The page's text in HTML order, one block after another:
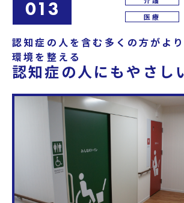
013
医療
認知症の人を含む多くの方がよ
環境を整える
認知症の人にもやさし